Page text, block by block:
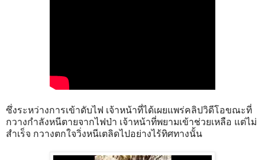
ซึ่งระหว่างการเข้าดับไฟ เจ้าหน้าที่ได้เผยแพร่คลิปวิดีโอขณะที่
กวางกำลังหนีตายจากไฟป่า เจ้าหน้าที่พยามเข้าช่วยเหลือ แต่ไม่
สำเร็จ กวางตกใจวิ่งหนีเตลิดไปอย่างไร้ทิศทางนั้น